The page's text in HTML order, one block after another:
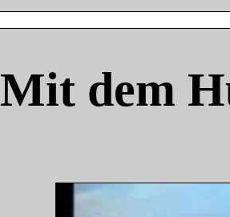
Mit dem